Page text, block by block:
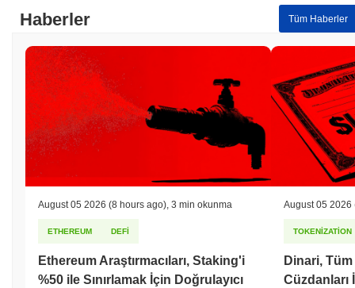
Haberler Tüm Haberler
August 05 2026 (8 hours ago), 3 min okunma
ETHEREUM DEFI
Ethereum Araştırmacıları, Staking'i
%50 ile Sınırlamak İçin Doğrulayıcı
August 05 2026
TOKENIZATION
Dinari,
Cüzdanları